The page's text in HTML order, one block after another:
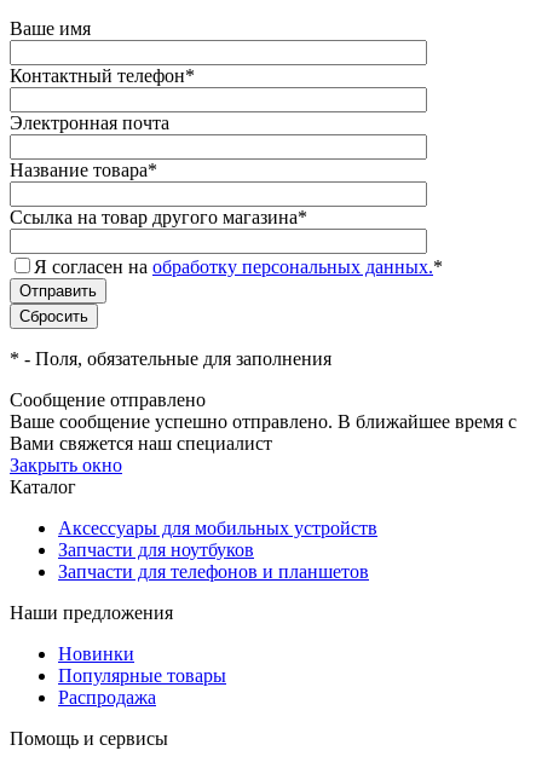
Ваше имя
Контактный телефон*
Электронная почта
Название товара*
Ссылка на товар другого магазина*
Я согласен на обработку персональных данных.*
* - Поля, обязательные для заполнения
Сообщение отправлено
Ваше сообщение успешно отправлено. В ближайшее время с
Вами свяжется наш специалист
Закрыть окно
Каталог
Аксессуары для мобильных устройств
Запчасти для ноутбуков
Запчасти для телефонов и планшетов
Наши предложения
Новинки
Популярные товары
Распродажа
Помощь и сервисы